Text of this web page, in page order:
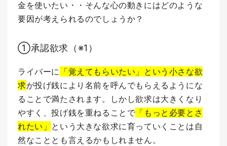
金を使いたい・・そんな心の動きにはどのような
要因が考えられるのでしょうか？
①承認欲求 （※1）
ライバーに 「覚えてもらいたい」という小さな欲
求が投げ銭により名前を呼んでもらえるようにな
ることで満たされます。
しかし欲求は大きくなり
やすく、投げ銭を重ねることで 「もっと必要とさ
れたい」 という大きな欲求に育っていくことは自
然なこととも言えるかもしれません。